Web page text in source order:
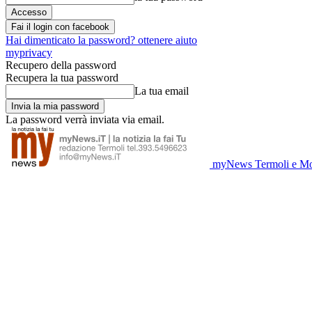
Fai il login con facebook
Hai dimenticato la password? ottenere aiuto
myprivacy
Recupero della password
Recupera la tua password
La tua email
La password verrà inviata via email.
myNews Termoli e